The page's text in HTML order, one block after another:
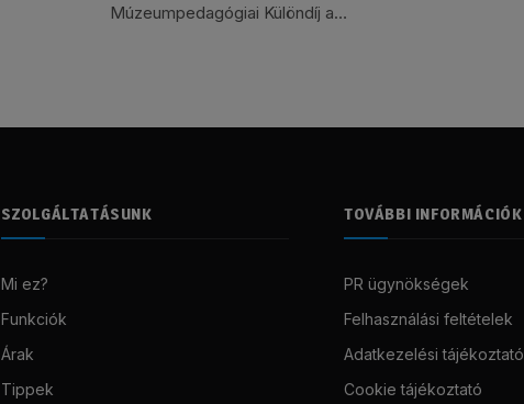
Múzeumpedagógiai Különdíj a…
SZOLGÁLTATÁSUNK
Mi ez?
Funkciók
Árak
Tippek
TOVÁBBI INFORMÁCIÓK
PR ügynökségek
Felhasználási feltételek
Adatkezelési tájékoztató
Cookie tájékoztató